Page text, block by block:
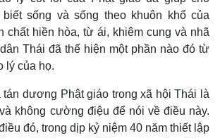
sống và sống theo khuôn khổ của
chất hiền hòa, từ ái, khiêm cung và nhã
Thái đã thể hiện một phần nào đó từ
lý của họ.
dương Phật giáo trong xã hội Thái là
không cường điệu để nói về điều này.
đó, trong dịp kỷ niệm 40 năm thiết lập